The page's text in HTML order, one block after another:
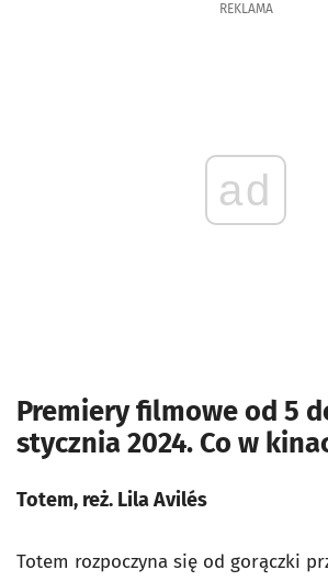
REKLAMA
ad
Premiery filmowe od 5
stycznia 2024. Co w
Totem, reż. Lila Avilés
Totem rozpoczyna się od gorączki